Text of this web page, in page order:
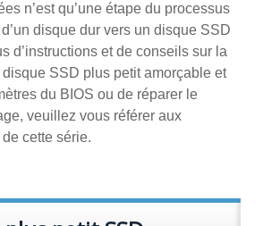
n’est qu’une étape du processus
disque dur vers un disque SSD
d’instructions et de conseils sur la
SSD plus petit amorçable et
du BIOS ou de réparer le
veuillez vous référer aux
cette série.